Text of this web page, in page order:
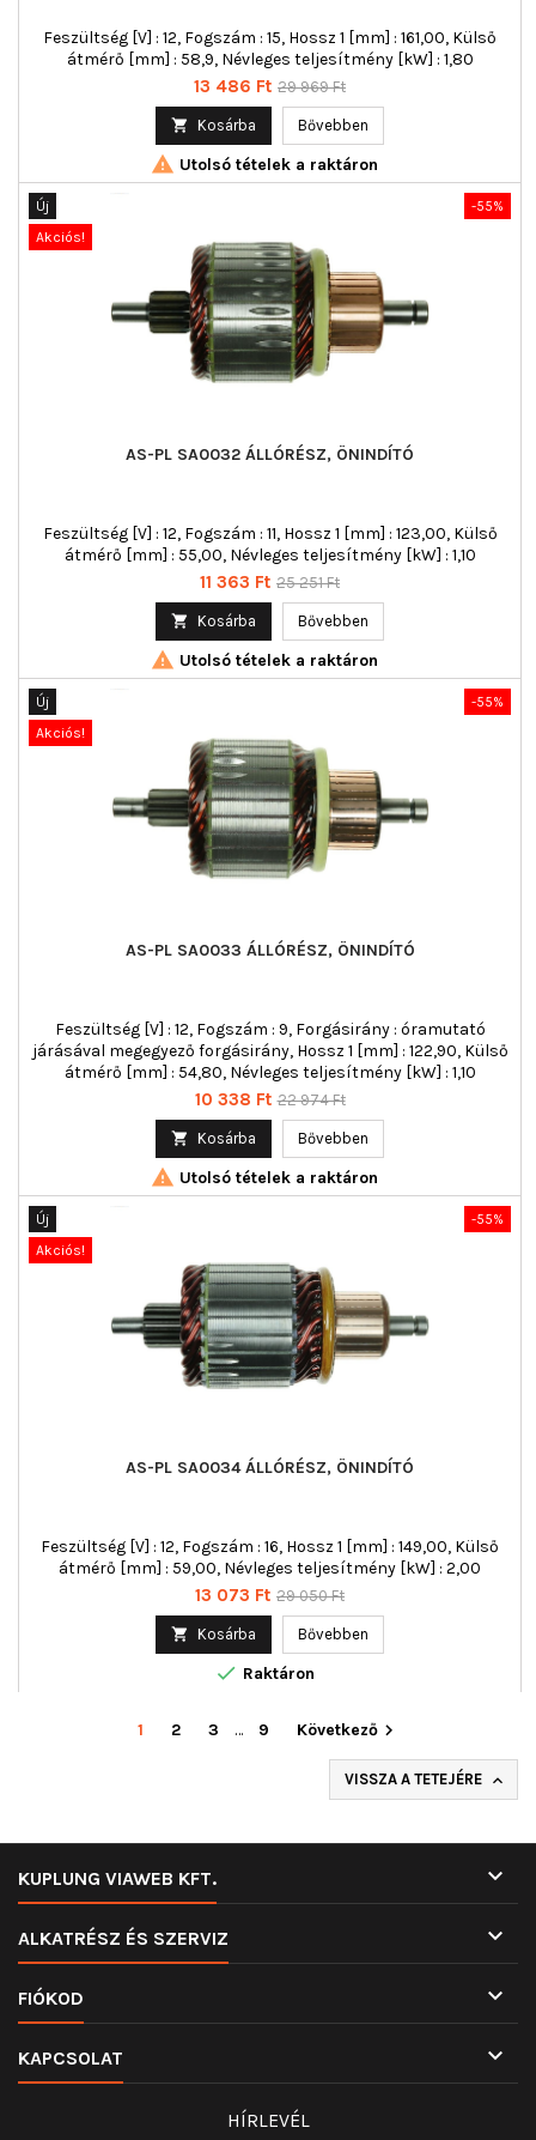
Feszültség [V] : 12, Fogszám : 15, Hossz 1 [mm] : 161,00, Külső
átmérő [mm] : 58,9, Névleges teljesítmény [kW] : 1,80
Ár
13 486 Ft Normál
29 969 Ft
 Kosárba Bővebben
 Utolsó tételek a raktáron
-55%
Új
Akciós!
AS-PL SA0032 ÁLLÓRÉSZ, ÖNINDÍTÓ
Feszültség [V] : 12, Fogszám : 11, Hossz 1 [mm] : 123,00, Külső
átmérő [mm] : 55,00, Névleges teljesítmény [kW] : 1,10
Ár
11 363 Ft Normál
25 251 Ft
 Kosárba Bővebben
 Utolsó tételek a raktáron
-55%
Új
Akciós!
AS-PL SA0033 ÁLLÓRÉSZ, ÖNINDÍTÓ
Feszültség [V] : 12, Fogszám : 9, Forgásirány : óramutató
járásával megegyező forgásirány, Hossz 1 [mm] : 122,90, Külső
átmérő [mm] : 54,80, Névleges teljesítmény [kW] : 1,10
Ár
10 338 Ft Normál
22 974 Ft
 Kosárba Bővebben
 Utolsó tételek a raktáron
-55%
Új
Akciós!
AS-PL SA0034 ÁLLÓRÉSZ, ÖNINDÍTÓ
Feszültség [V] : 12, Fogszám : 16, Hossz 1 [mm] : 149,00, Külső
átmérő [mm] : 59,00, Névleges teljesítmény [kW] : 2,00
Ár
13 073 Ft Normál
29 050 Ft
 Kosárba Bővebben
 Raktáron
1 2 3 … 9 Következő
VISSZA A TETEJÉRE 
KUPLUNG VIAWEB KFT. 
ALKATRÉSZ ÉS SZERVIZ 
FIÓKOD 
KAPCSOLAT 
HÍRLEVÉL